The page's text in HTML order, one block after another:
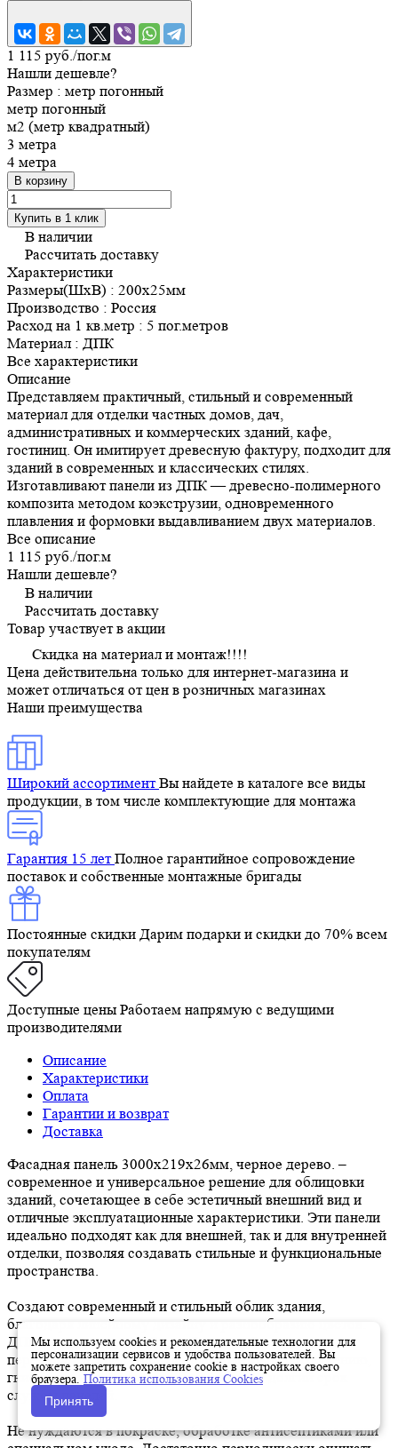
1 115 руб./пог.м
Нашли дешевле?
Размер : метр погонный
метр погонный
м2 (метр квадратный)
3 метра
4 метра
В корзину
Купить в 1 клик
В наличии
Рассчитать доставку
Характеристики
Размеры(ШхВ) : 200х25мм
Производство : Россия
Расход на 1 кв.метр : 5 пог.метров
Материал : ДПК
Все характеристики
Описание
Представляем практичный, стильный и современный
материал для отделки частных домов, дач,
административных и коммерческих зданий, кафе,
гостиниц. Он имитирует древесную фактуру, подходит для
зданий в современных и классических стилях.
Изготавливают панели из ДПК — древесно-полимерного
композита методом коэкструзии, одновременного
плавления и формовки выдавливанием двух материалов.
Все описание
1 115 руб./пог.м
Нашли дешевле?
В наличии
Рассчитать доставку
Товар участвует в акции
Скидка на материал и монтаж!!!!
Цена действительна только для интернет-магазина и
может отличаться от цен в розничных магазинах
Наши преимущества
Широкий ассортиментВы найдете в каталоге все виды
продукции, в том числе комплектующие для монтажа
Гарантия 15 летПолное гарантийное сопровождение
поставок и собственные монтажные бригады
Постоянные скидки Дарим подарки и скидки до 70% всем
покупателям
Доступные цены Работаем напрямую с ведущими
производителями
Описание
Характеристики
Оплата
Гарантии и возврат
Доставка
Фасадная панель 3000х219х26мм, черное дерево. –
современное и универсальное решение для облицовки
зданий, сочетающее в себе эстетичный внешний вид и
отличные эксплуатационные характеристики. Эти панели
идеально подходят как для внешней, так и для внутренней
отделки, позволяя создавать стильные и функциональные
пространства.
Создают современный и стильный облик здания,
благодаря линейному дизайну и разнообразию цветов.
ДПК – материал, устойчивый к воздействию влаги,
перепадам температур, ультрафиолетовому излучению,
гниению и насекомым, что гарантирует долгий срок
службы панелей.
Не нуждаются в покраске, обработке антисептиками или
Мы используем cookies и рекомендательные технологии для
персонализации сервисов и удобства пользователей. Вы
можете запретить сохранение cookie в настройках своего
браузера. Политика использования Cookies
Принять